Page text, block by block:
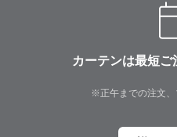
カーテンは最短
※正午までの注文、